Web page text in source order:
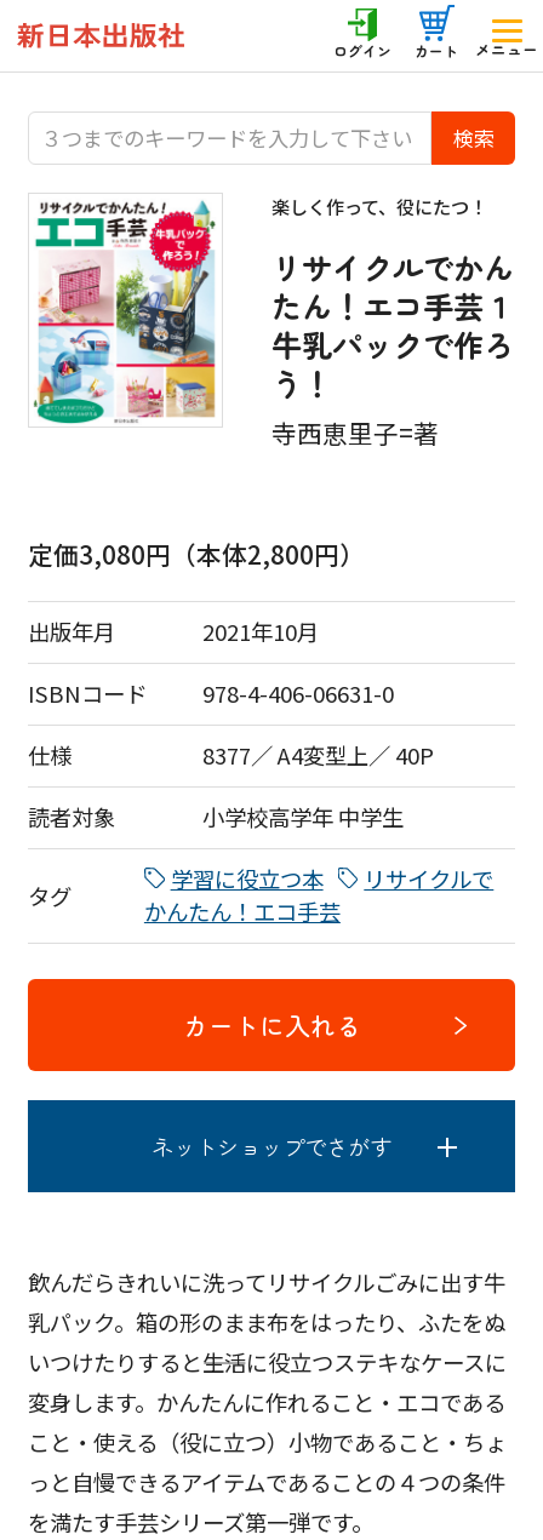
ログイン カート メニュー
楽しく作って、役にたつ！
リサイクルでかん
たん！エコ手芸１
牛乳パックで作ろ
う！
寺西恵里子=著
定価3,080円（本体2,800円）
出版年月
2021年10月
ISBNコード
978-4-406-06631-0
仕様
8377／ A4変型上／ 40P
読者対象
小学校高学年中学生
タグ
学習に役立つ本
リサイクルで
かんたん！エコ手芸
カートに入れる
ネットショップでさがす
飲んだらきれいに洗ってリサイクルごみに出す牛
乳パック。箱の形のまま布をはったり、ふたをぬ
いつけたりすると――生活に役立つステキなケースに
変身します。かんたんに作れること・エコである
こと・使える（役に立つ）小物であること・ちょ
っと自慢できるアイテムであることの４つの条件
を満たす手芸シリーズ第一弾です。